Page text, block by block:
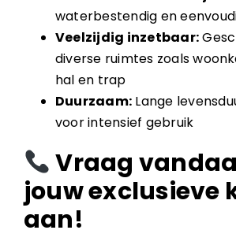
waterbestendig en
Veelzijdig inzetbaar:
diverse ruimtes zoals
hal en trap
Duurzaam: Lange
voor intensief gebruik
Vraag
jouw exclusieve
aan!